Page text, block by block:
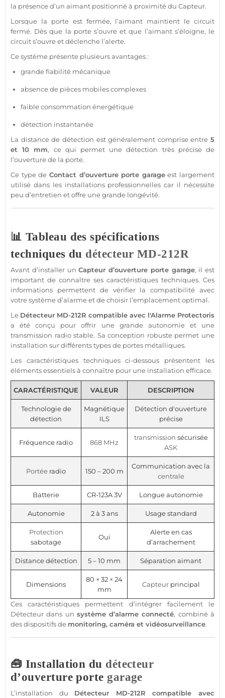
la présenced’un aimant positionné à proximité du Capteur.
Lorsque la porte est fermée, l’aimant maintient le circuit
fermé. Dès que la porte s’ouvre et que l’aimant s’éloigne, le
circuit s’ouvre et déclenche l’alerte.
Cesystème présente plusieurs avantages :
grande fiabilité mécanique
absence de pièces mobiles complexes
faible consommation énergétique
détection instantanée
La distance de détection est généralement comprise entre 5
et 10 mm, ce qui permet une détection très précise de
l’ouverture de la porte.
Ce type de Contact d’ouverture porte garageest largement
utilisé dans les installations professionnelles car il nécessite
peu d’entretien et offre une grande longévité.
📊 Tableau des spécifications
techniques du détecteur MD-212R
Avant d’installer unCapteur d’ouverture porte garage, il est
important de connaître ses caractéristiques techniques. Ces
informations permettent de vérifier la compatibilité avec
votresystèmed’alarmeet de choisir l’emplacement optimal.
Le Détecteur MD-212R compatible avec l'Alarme Protectoris
a été conçu pour offrir une grande autonomie et une
transmission radio stable. Sa conception robuste permet une
installation sur différents types de portes métalliques.
Les caractéristiques techniques ci-dessous présentent les
éléments essentiels à connaître pour une installation efficace.
CARACTÉRISTIQUE VALEUR DESCRIPTION
Technologie de
détection
Magnétique
ILS
Détection d'ouverture
précise
Fréquence radio 868 MHz
transmission sécurisée
ASK
Portée radio 150 – 200 m
Communication avec la
centrale
Batterie CR-123A 3V Longue autonomie
Autonomie 2 à 3 ans Usage standard
Protection
sabotage
Oui
Alerte en cas
d’arrachement
Distance détection 5 – 10 mm Séparation aimant
Dimensions
80 × 32 × 24
mm
Capteurprincipal
Ces caractéristiques permettent d’intégrer facilement le
Détecteur dans un systèmed’alarme connecté, combiné à
des dispositifs de monitoring, caméra et vidéosurveillance.
🧰 Installation du détecteur
d’ouverture porte garage
L’installation du Détecteur MD-212R compatible avec